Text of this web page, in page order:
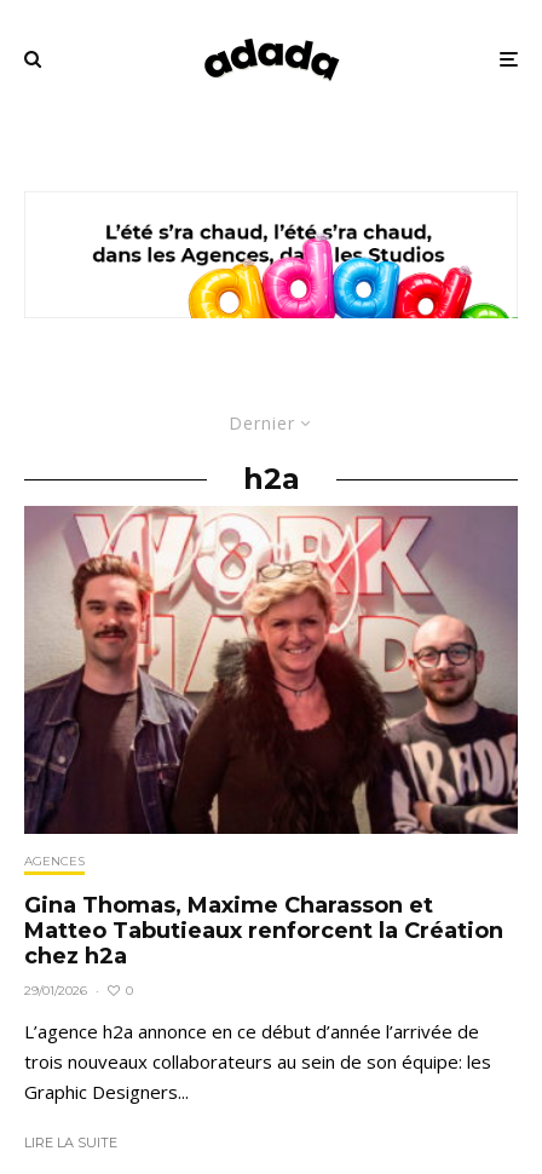
Dernier
h2a
AGENCES
Gina Thomas, Maxime Charasson et
Matteo Tabutieaux renforcent la Création
chez h2a
29/01/2026 · 0
L’agence h2a annonce en ce début d’année l’arrivée de
trois nouveaux collaborateurs au sein de son équipe: les
Graphic Designers...
LIRE LA SUITE